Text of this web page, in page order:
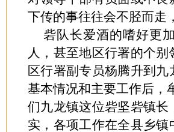
下传的事往往会不胫而走
砦队长爱酒的嗜好更
人，甚至地区行署的个
区行署副专员杨腾升到
基本情况和主要工作后，
们九龙镇这位砦坚砦镇
实，各项工作在全县乡